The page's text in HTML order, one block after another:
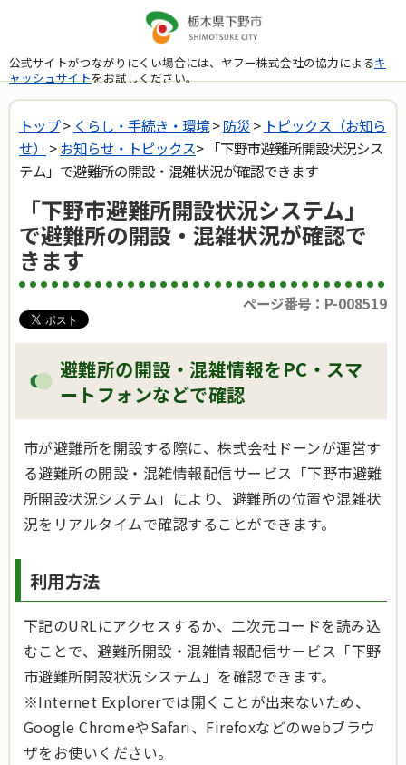
公式サイトがつながりにくい場合には、ヤフー株式会社の協力によるキ
ャッシュサイトをお試しください。
トップ> くらし・手続き・環境>防災 > トピックス（お知ら
せ）
>お知らせ・トピックス> 「下野市避難所開設状況シス
テム」で避難所の開設・混雑状況が確認できます
「下野市避難所開設状況システム」
で避難所の開設・混雑状況が確認で
きます
ページ番号：P-008519
避難所の開設・混雑情報をPC・スマ
ートフォンなどで確認
市が避難所を開設する際に、株式会社ドーンが運営す
る避難所の開設・混雑情報配信サービス「下野市避難
所開設状況システム」により、避難所の位置や混雑状
況をリアルタイムで確認することができます。
利用方法
下記のURLにアクセスするか、二次元コードを読み込
むことで、避難所開設・混雑情報配信サービス「下野
市避難所開設状況システム」を確認できます。
※Internet Explorerでは開くことが出来ないため、
Google ChromeやSafari、Firefoxなどのwebブラウ
ザをお使いください。